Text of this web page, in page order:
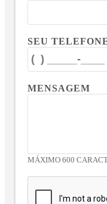
SEU
MENSAGEM
MÁXIMO 600